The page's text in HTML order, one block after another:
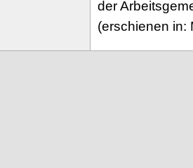
der
(erschienen in: